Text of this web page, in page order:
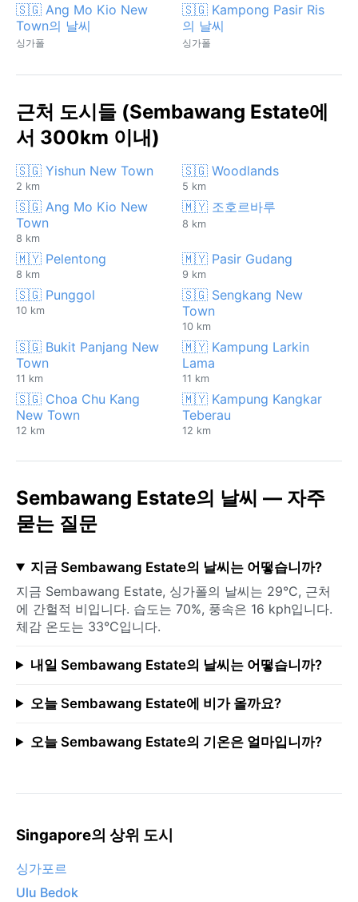
🇸🇬 Ang Mo Kio New
Town의 날씨
싱가폴
🇸🇬 Kampong Pasir Ris
의 날씨
싱가폴
근처 도시들 (Sembawang Estate에
서 300km 이내)
🇸🇬 Yishun New Town
2 km
🇸🇬 Woodlands
5 km
🇸🇬 Ang Mo Kio New
Town
8 km
🇲🇾 조호르바루
8 km
🇲🇾 Pelentong
8 km
🇲🇾 Pasir Gudang
9 km
🇸🇬 Punggol
10 km
🇸🇬 Sengkang New
Town
10 km
🇸🇬 Bukit Panjang New
Town
11 km
🇲🇾 Kampung Larkin
Lama
11 km
🇸🇬 Choa Chu Kang
New Town
12 km
🇲🇾 Kampung Kangkar
Teberau
12 km
Sembawang Estate의 날씨 — 자주
묻는 질문
지금 Sembawang Estate의 날씨는 어떻습니까?
지금 Sembawang Estate, 싱가폴의 날씨는 29°C, 근처
에 간헐적 비입니다. 습도는 70%, 풍속은 16 kph입니다.
체감 온도는 33°C입니다.
내일 Sembawang Estate의 날씨는 어떻습니까?
오늘 Sembawang Estate에 비가 올까요?
오늘 Sembawang Estate의 기온은 얼마입니까?
Singapore의 상위 도시
싱가포르
Ulu Bedok